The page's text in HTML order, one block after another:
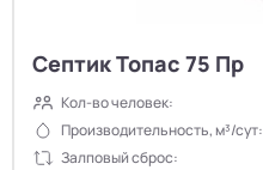
Септик Топас 75 Пр
Кол-во человек:
Производительность, м³/сут:
Залповый сброс: